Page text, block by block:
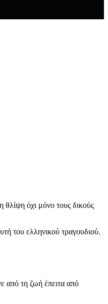
όχι μόνο τους δικούς
του ελληνικού τραγουδιού.
από τη ζωή έπειτα από